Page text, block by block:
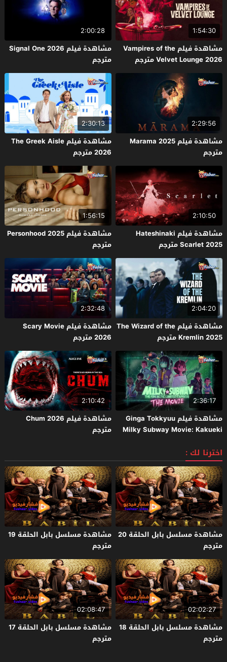
1:54:30
مشاهدة فيلم Vampires of the
Velvet Lounge 2026 مترجم
2:00:28
مشاهدة فيلم Signal One 2026
مترجم
2:29:56
مشاهدة فيلم Marama 2025
مترجم
2:30:13
مشاهدة فيلم The Greek Aisle
2026 مترجم
2:10:50
مشاهدة فيلم Hateshinaki
Scarlet 2025 مترجم
1:56:15
مشاهدة فيلم Personhood 2025
مترجم
2:04:20
مشاهدة فيلم The Wizard of the
Kremlin 2025 مترجم
2:32:48
مشاهدة فيلم Scary Movie
2026 مترجم
2:36:17
مشاهدة فيلم Ginga Tokkyuu
Milky Subway Movie: Kakueki
2:10:42
مشاهدة فيلم Chum 2026
مترجم
اخترنا لك :
مشاهدة مسلسل بابل الحلقة 20
مترجم
مشاهدة مسلسل بابل الحلقة 19
مترجم
02:02:27
مشاهدة مسلسل بابل الحلقة 18
مترجم
02:08:47
مشاهدة مسلسل بابل الحلقة 17
مترجم